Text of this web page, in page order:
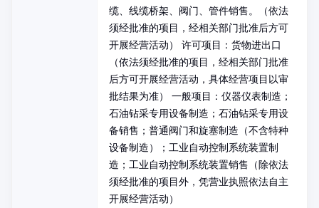
缆、线缆桥架、阀门、管件销售。（依法
须经批准的项目，经相关部门批准后方可
开展经营活动） 许可项目：货物进出口
（依法须经批准的项目，经相关部门批准
后方可开展经营活动，具体经营项目以审
批结果为准） 一般项目：仪器仪表制造；
石油钻采专用设备制造；石油钻采专用设
备销售；普通阀门和旋塞制造（不含特种
设备制造）；工业自动控制系统装置制
造；工业自动控制系统装置销售（除依法
须经批准的项目外，凭营业执照依法自主
开展经营活动）